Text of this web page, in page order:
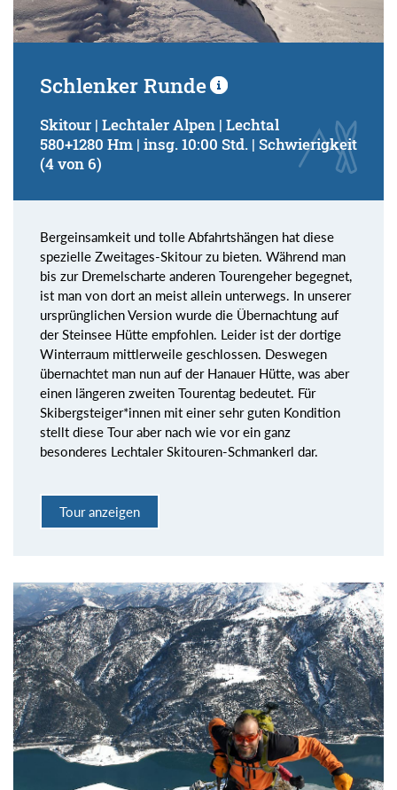
Schlenker Runde
Skitour | Lechtaler Alpen | Lechtal
580+1280 Hm | insg. 10:00 Std. | Schwierigkeit
(4 von 6)
Bergeinsamkeit und tolle Abfahrtshängen hat diese
spezielle Zweitages-Skitour zu bieten. Während man
bis zur Dremelscharte anderen Tourengeher begegnet,
ist man von dort an meist allein unterwegs. In unserer
ursprünglichen Version wurde die Übernachtung auf
der Steinsee Hütte empfohlen. Leider ist der dortige
Winterraum mittlerweile geschlossen. Deswegen
übernachtet man nun auf der Hanauer Hütte, was aber
einen längeren zweiten Tourentag bedeutet. Für
Skibergsteiger*innen mit einer sehr guten Kondition
stellt diese Tour aber nach wie vor ein ganz
besonderes Lechtaler Skitouren-Schmankerl dar.
Tour anzeigen